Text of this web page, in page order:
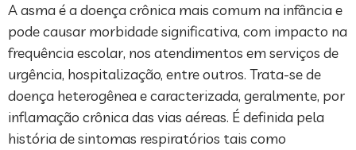
A asma é a doença crônica mais comum na infância e
pode causar morbidade significativa, com impacto na
frequência escolar, nos atendimentos em serviços de
urgência, hospitalização, entre outros. Trata-se de
doença heterogênea e caracterizada, geralmente, por
inflamação crônica das vias aéreas. É definida pela
história de sintomas respiratórios tais como